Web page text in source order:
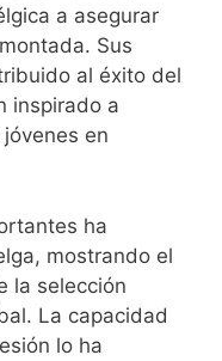
a asegurar
Sus
al éxito del
inspirado a
en
ha
mostrando el
la selección
La capacidad
lo ha